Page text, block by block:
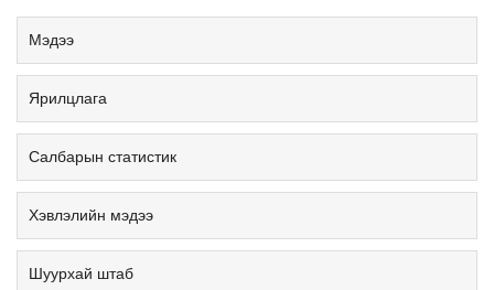
Мэдээ
Ярилцлага
Салбарын статистик
Хэвлэлийн мэдээ
Шуурхай штаб